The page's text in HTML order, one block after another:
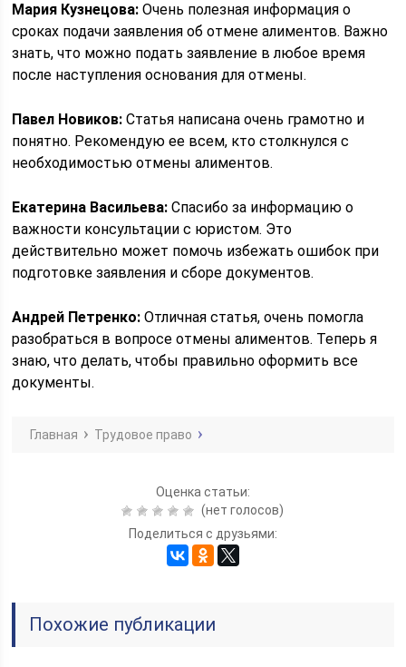
Мария Кузнецова: Очень полезная информация о
сроках подачи заявления об отмене алиментов. Важно
знать, что можно подать заявление в любое время
после наступления основания для отмены.
Павел Новиков: Статья написана очень грамотно и
понятно. Рекомендую ее всем, кто столкнулся с
необходимостью отмены алиментов.
Екатерина Васильева: Спасибо за информацию о
важности консультации с юристом. Это
действительно может помочь избежать ошибок при
подготовке заявления и сборе документов.
Андрей Петренко: Отличная статья, очень помогла
разобраться в вопросе отмены алиментов. Теперь я
знаю, что делать, чтобы правильно оформить все
документы.
Главная Трудовое право
Оценка статьи:
(нет голосов)
Поделиться с друзьями:
Похожие публикации